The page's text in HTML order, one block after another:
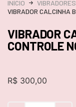
INÍCIO VIBRADORES
VIBRADOR CALCINHA
VIBRADOR
CONTROLE
R$ 300,00